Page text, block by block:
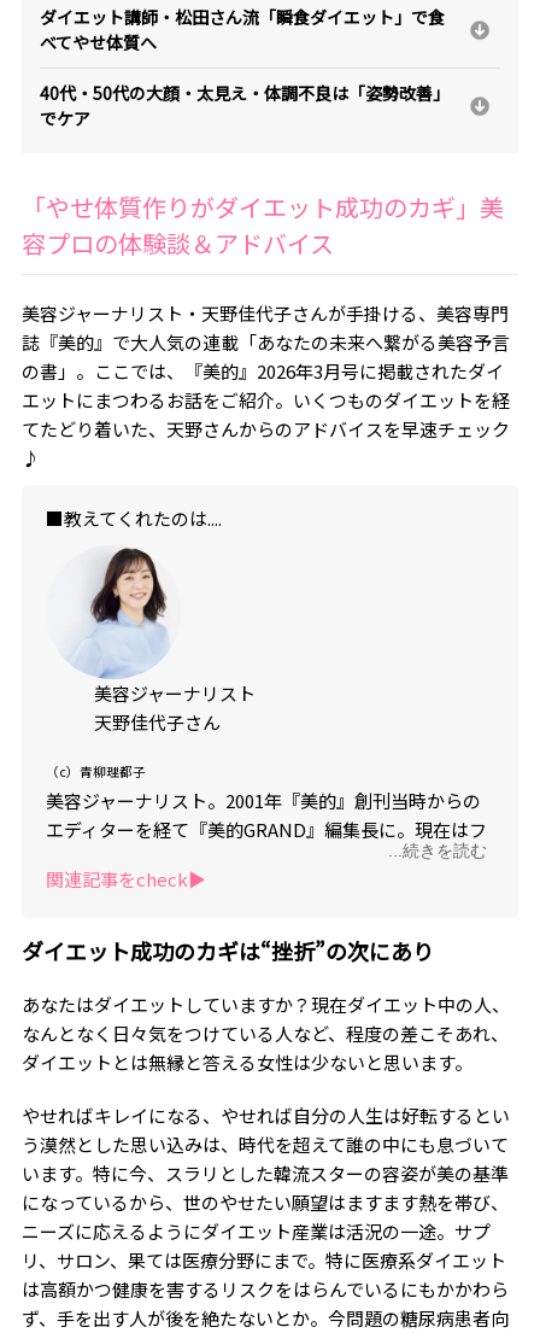
ダイエット講師・松田さん流「瞬食ダイエット」で食
べてやせ体質へ
40代・50代の大顔・太見え・体調不良は「姿勢改善」
でケア
「やせ体質作りがダイエット成功のカギ」美
容プロの体験談＆アドバイス
美容ジャーナリスト・天野佳代子さんが手掛ける、美容専門
誌『美的』で大人気の連載「あなたの未来へ繋がる美容予言
の書」。ここでは、『美的』2026年3月号に掲載されたダイ
エットにまつわるお話をご紹介。いくつものダイエットを経
てたどり着いた、天野さんからのアドバイスを早速チェック
♪
■教えてくれたのは....
美容ジャーナリスト
天野佳代子さん
（c）青柳理都子
美容ジャーナリスト。2001年『美的』創刊当時からの
エディターを経て『美的GRAND』編集長に。現在はフ
リーランスで活動中。近著である『10年前より可愛く
なる 大人美容の正解』（主婦の友社）が現在大ヒッ
は最新の美容法を紹介して大好評。毎週水曜日と土曜
...続きを読む
関連記事をcheck▶︎
ダイエット成功のカギは“挫折”の次にあり
あなたはダイエットしていますか？現在ダイエット中の人、
なんとなく日々気をつけている人など、程度の差こそあれ、
ダイエットとは無縁と答える女性は少ないと思います。
やせればキレイになる、やせれば自分の人生は好転するとい
う漠然とした思い込みは、時代を超えて誰の中にも息づいて
います。特に今、スラリとした韓流スターの容姿が美の基準
になっているから、世のやせたい願望はますます熱を帯び、
ニーズに応えるようにダイエット産業は活況の一途。サプ
リ、サロン、果ては医療分野にまで。特に医療系ダイエット
は高額かつ健康を害するリスクをはらんでいるにもかかわら
ず、手を出す人が後を絶たないとか。今問題の糖尿病患者向